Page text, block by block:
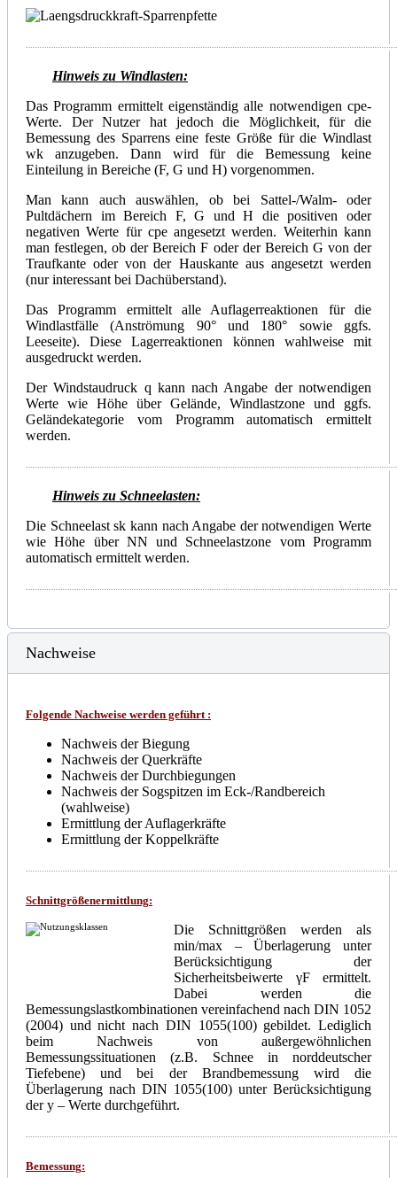
Hinweis zu Windlasten:
Das Programm ermittelt eigenständig alle notwendigen cpe-
Werte. Der Nutzer hat jedoch die Möglichkeit, für die
Bemessung des Sparrens eine feste Größe für die Windlast
wk anzugeben. Dann wird für die Bemessung keine
Einteilung in Bereiche (F, G und H) vorgenommen.
Man kann auch auswählen, ob bei Sattel-/Walm- oder
Pultdächern im Bereich F, G und H die positiven oder
negativen Werte für cpe angesetzt werden. Weiterhin kann
man festlegen, ob der Bereich F oder der Bereich G von der
Traufkante oder von der Hauskante aus angesetzt werden
(nur interessant bei Dachüberstand).
Das Programm ermittelt alle Auflagerreaktionen für die
Windlastfälle (Anströmung 90° und 180° sowie ggfs.
Leeseite). Diese Lagerreaktionen können wahlweise mit
ausgedruckt werden.
Der Windstaudruck q kann nach Angabe der notwendigen
Werte wie Höhe über Gelände, Windlastzone und ggfs.
Geländekategorie vom Programm automatisch ermittelt
werden.
Hinweis zu Schneelasten:
Die Schneelast sk kann nach Angabe der notwendigen Werte
wie Höhe über NN und Schneelastzone vom Programm
automatisch ermittelt werden.
Nachweise
Folgende Nachweise werden geführt :
Nachweis der Biegung
Nachweis der Querkräfte
Nachweis der Durchbiegungen
Nachweis der Sogspitzen im Eck-/Randbereich
(wahlweise)
Ermittlung der Auflagerkräfte
Ermittlung der Koppelkräfte
Schnittgrößenermittlung:
Die Schnittgrößen werden als
min/max – Überlagerung unter
Berücksichtigung der
Sicherheitsbeiwerte γF ermittelt.
Dabei werden die
Bemessungslastkombinationen vereinfachend nach DIN 1052
(2004) und nicht nach DIN 1055(100) gebildet. Lediglich
beim Nachweis von außergewöhnlichen
Bemessungssituationen (z.B. Schnee in norddeutscher
Tiefebene) und bei der Brandbemessung wird die
Überlagerung nach DIN 1055(100) unter Berücksichtigung
dery – Werte durchgeführt.
Bemessung: